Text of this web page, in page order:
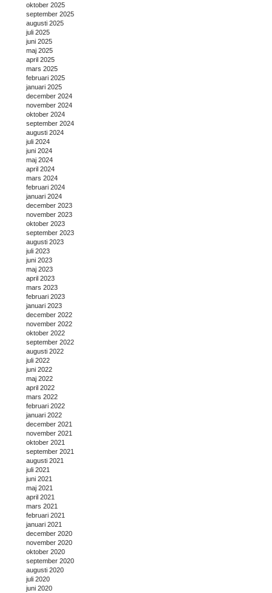
oktober 2025
september 2025
augusti 2025
juli 2025
juni 2025
maj 2025
april 2025
mars 2025
februari 2025
januari 2025
december 2024
november 2024
oktober 2024
september 2024
augusti 2024
juli 2024
juni 2024
maj 2024
april 2024
mars 2024
februari 2024
januari 2024
december 2023
november 2023
oktober 2023
september 2023
augusti 2023
juli 2023
juni 2023
maj 2023
april 2023
mars 2023
februari 2023
januari 2023
december 2022
november 2022
oktober 2022
september 2022
augusti 2022
juli 2022
juni 2022
maj 2022
april 2022
mars 2022
februari 2022
januari 2022
december 2021
november 2021
oktober 2021
september 2021
augusti 2021
juli 2021
juni 2021
maj 2021
april 2021
mars 2021
februari 2021
januari 2021
december 2020
november 2020
oktober 2020
september 2020
augusti 2020
juli 2020
juni 2020